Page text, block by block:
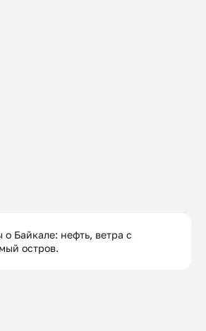
Байкале: нефть, ветра с
остров.